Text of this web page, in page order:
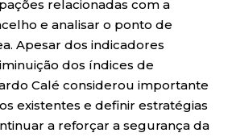
relacionadas com a
e analisar o ponto de
Apesar dos indicadores
dos índices de
Calé considerou importante
existentes e definir estratégias
a reforçar a segurança da